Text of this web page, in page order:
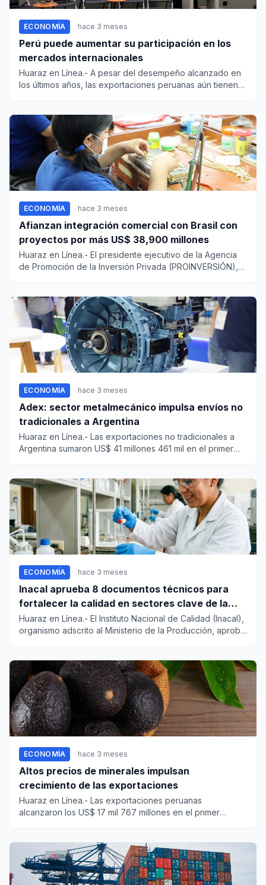
ECONOMÍA hace 3 meses
Perú puede aumentar su participación en los
mercados internacionales
Huaraz en Línea.- A pesar del desempeño alcanzado en
los últimos años, las exportaciones peruanas aún tienen
ECONOMÍA hace 3 meses
Afianzan integración comercial con Brasil con
proyectos por más US$ 38,900 millones
Huaraz en Línea.- El presidente ejecutivo de la Agencia
de Promoción de la Inversión Privada (PROINVERSIÓN),
ECONOMÍA hace 3 meses
Adex: sector metalmecánico impulsa envíos no
tradicionales a Argentina
Huaraz en Línea.- Las exportaciones no tradicionales a
Argentina sumaron US$ 41 millones 461 mil en el primer
ECONOMÍA hace 3 meses
Inacal aprueba 8 documentos técnicos para
fortalecer la calidad en sectores clave de la
economía
Huaraz en Línea.- El Instituto Nacional de Calidad (Inacal),
organismo adscrito al Ministerio de la Producción, aprobó
ECONOMÍA hace 3 meses
Altos precios de minerales impulsan
crecimiento de las exportaciones
Huaraz en Línea.- Las exportaciones peruanas
alcanzaron los US$ 17 mil 767 millones en el primer